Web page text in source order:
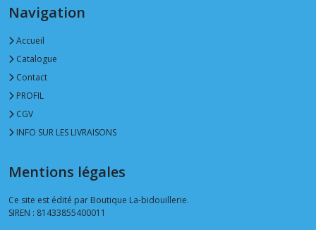
Navigation
Accueil
Catalogue
Contact
PROFIL
CGV
INFO SUR LES LIVRAISONS
Mentions légales
Ce site est édité par Boutique La-bidouillerie.
SIREN : 81433855400011